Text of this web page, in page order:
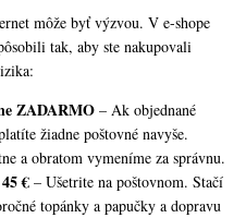
môže byť výzvou. V e-shope
tak, aby ste nakupovali
ZADARMO – Ak objednané
žiadne poštovné navyše.
a obratom vymeníme za správnu.
€ – Ušetrite na poštovnom. Stačí
topánky a papučky a dopravu